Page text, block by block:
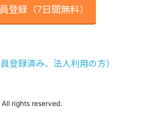
登録（7日間無料）
登録済み、法人利用の方）